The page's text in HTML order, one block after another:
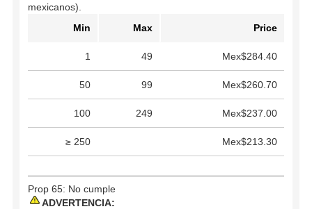
mexicanos).
Min
Max Price
1 49 Mex$284.40
50 99 Mex$260.70
100 249 Mex$237.00
≥ 250 Mex$213.30
Prop 65: No cumple
ADVERTENCIA: